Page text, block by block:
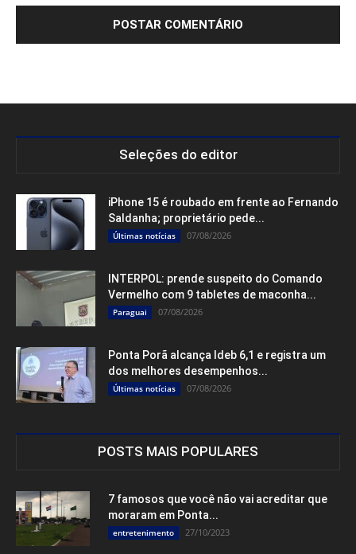
Seleções do editor
iPhone 15 é roubado em frente ao Fernando
Saldanha; proprietário pede...
Últimas notícias 07/08/2026
INTERPOL: prende suspeito do Comando
Vermelho com 9 tabletes de maconha...
Paraguai 07/08/2026
Ponta Porã alcança Ideb 6,1 e registra um
dos melhores desempenhos...
Últimas notícias 07/08/2026
POSTS MAIS POPULARES
7 famosos que você não vai acreditar que
moraram em Ponta...
entretenimento 27/10/2023